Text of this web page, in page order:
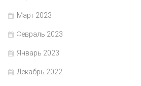
Март 2023
Февраль 2023
Январь 2023
Декабрь 2022